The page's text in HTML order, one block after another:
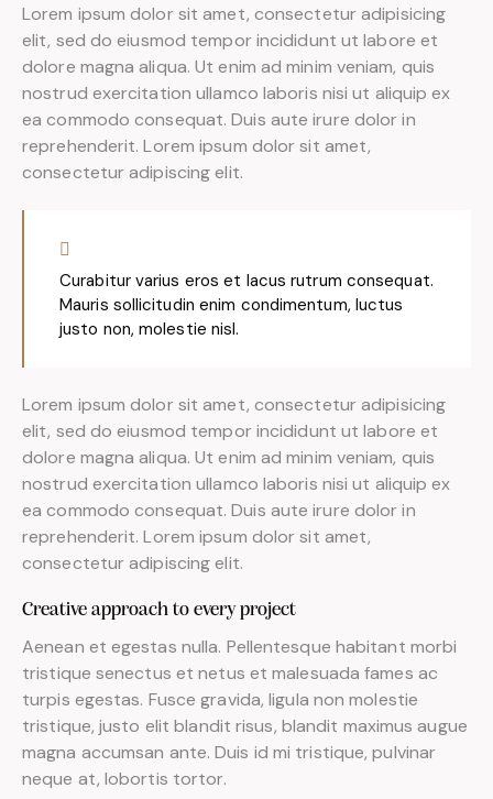
Lorem ipsum dolor sit amet, consectetur adipisicing
elit, sed do eiusmod tempor incididunt ut labore et
dolore magna aliqua. Ut enim ad minim veniam, quis
nostrud exercitation ullamco laboris nisi ut aliquip ex
ea commodo consequat. Duis aute irure dolor in
reprehenderit. Lorem ipsum dolor sit amet,
consectetur adipiscing elit.
Curabitur varius eros et lacus rutrum consequat.
Mauris sollicitudin enim condimentum, luctus
justo non, molestie nisl.
Lorem ipsum dolor sit amet, consectetur adipisicing
elit, sed do eiusmod tempor incididunt ut labore et
dolore magna aliqua. Ut enim ad minim veniam, quis
nostrud exercitation ullamco laboris nisi ut aliquip ex
ea commodo consequat. Duis aute irure dolor in
reprehenderit. Lorem ipsum dolor sit amet,
consectetur adipiscing elit.
Creative approach to every project
Aenean et egestas nulla. Pellentesque habitant morbi
tristique senectus et netus et malesuada fames ac
turpis egestas. Fusce gravida, ligula non molestie
tristique, justo elit blandit risus, blandit maximus augue
magna accumsan ante. Duis id mi tristique, pulvinar
neque at, lobortis tortor.